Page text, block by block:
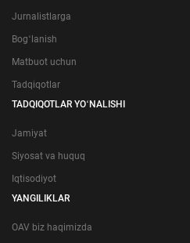
Jurnalistlarga
Bogʻlanish
Matbuot uchun
Tadqiqotlar
TADQIQOTLAR YOʻNALISHI
Jamiyat
Siyosat va huquq
Iqtisodiyot
YANGILIKLAR
OAV biz haqimizda